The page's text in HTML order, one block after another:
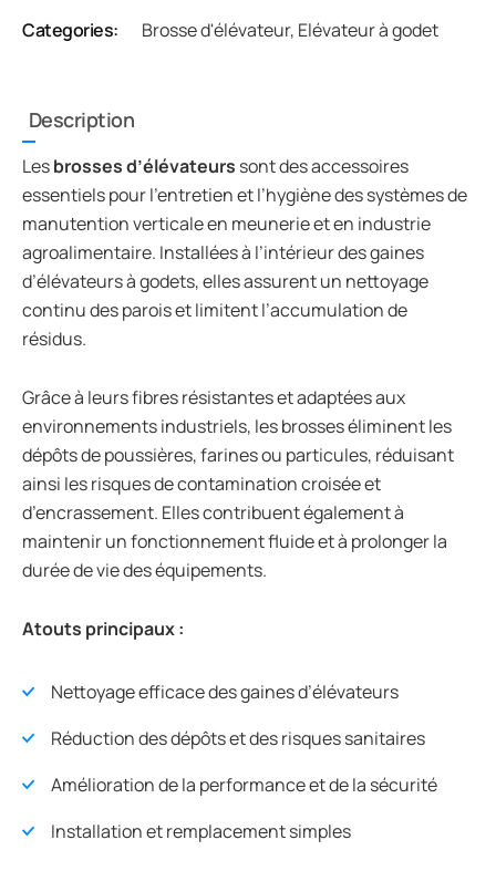
Categories: Brosse d'élévateur, Elévateur à godet
Description
Lesbrosses d’élévateurs sont des accessoires
essentiels pour l’entretien et l’hygiène des systèmes de
manutention verticale en meunerie et en industrie
agroalimentaire. Installées à l’intérieur des gaines
d’élévateurs à godets, elles assurent un nettoyage
continu des parois et limitent l’accumulation de
résidus.
Grâce à leurs fibres résistantes et adaptées aux
environnements industriels, les brosses éliminent les
dépôts de poussières, farines ou particules, réduisant
ainsi les risques de contamination croisée et
d’encrassement. Elles contribuent également à
maintenir un fonctionnement fluide et à prolonger la
durée de vie des équipements.
Atouts principaux :
Nettoyage efficace des gaines d’élévateurs
Réduction des dépôts et des risques sanitaires
Amélioration de la performance et de la sécurité
Installation et remplacement simples